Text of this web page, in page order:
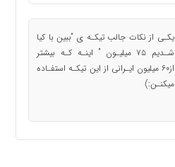
یکـی از نکات جالب تیکـه ی “ببین با کیا
شـدیم ۷۵ میلیـون ” اینـه کـه بیشتر
از۶۰ میلیون ایـرانی از این تیکـه استفـاده
میکنـن:)